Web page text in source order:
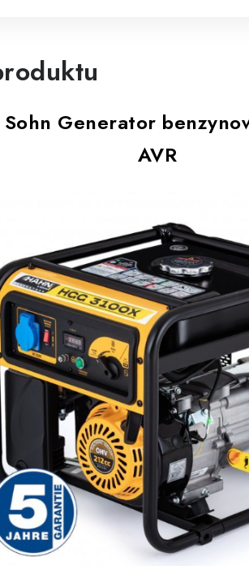
Generator
AVR